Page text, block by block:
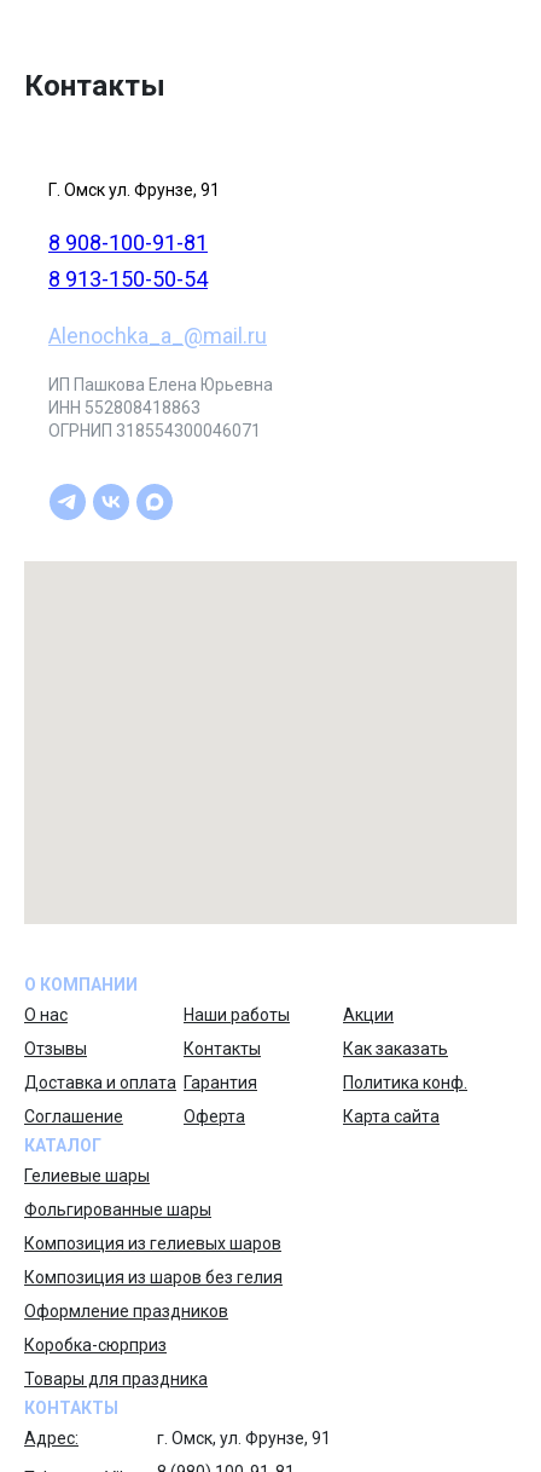
Контакты
Г. Омск ул. Фрунзе, 91
8 908-100-91-81
8 913-150-50-54
Alenochka_a_@mail.ru
ИП Пашкова Елена Юрьевна
ИНН 552808418863
ОГРНИП 318554300046071
О КОМПАНИИ
О нас
Наши работы
Акции
Отзывы
Контакты
Как заказать
Доставка и оплата Гарантия
Политика конф.
Соглашение
Оферта
Карта сайта
КАТАЛОГ
Гелиевые шары
Фольгированные шары
Композиция из гелиевых шаров
Композиция из шаров без гелия
Оформление праздников
Коробка-сюрприз
Товары для праздника
КОНТАКТЫ
Адрес:
г. Омск, ул. Фрунзе, 91